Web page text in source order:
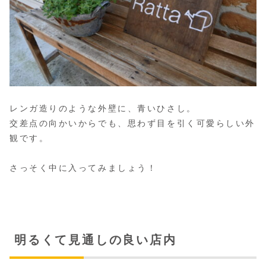
レンガ造りのような外壁に、青いひさし。
交差点の向かいからでも、思わず目を引く可愛らしい外
観です。
さっそく中に入ってみましょう！
明るくて見通しの良い店内